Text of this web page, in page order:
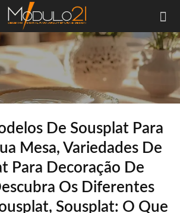
De Sousplat Para
Mesa, Variedades De
Para Decoração De
Os Diferentes
Sousplat: O Que